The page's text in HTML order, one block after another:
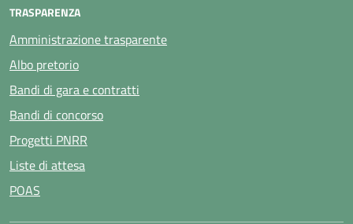
TRASPARENZA
Amministrazione trasparente
Albo pretorio
Bandi di gara e contratti
Bandi di concorso
Progetti PNRR
Liste di attesa
POAS